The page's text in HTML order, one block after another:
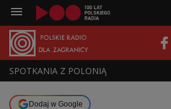
SPOTKANIA Z POLONIĄ
Dodaj w Google